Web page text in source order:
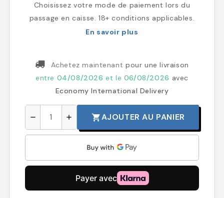
Choisissez votre mode de paiement lors du
passage en caisse. 18+ conditions applicables.
En savoir plus
Achetez maintenant pour une livraison
entre 04/08/2026 et le 06/08/2026 avec
Economy International Delivery
remove add shopping_cartAJOUTER AU PANIER